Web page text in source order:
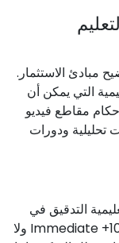
مبادئ الاستثمار.
التي يمكن أن
مقاطع فيديو
ودورات
التدقيق في
الأسواق المالية. ومع ذلك، لا تقدم Immediate +100 Dex Air ولا